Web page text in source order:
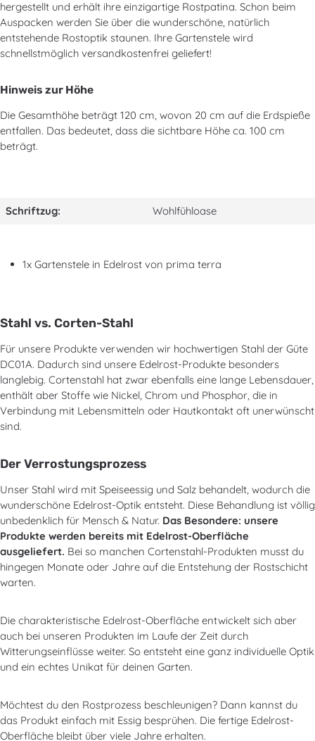
hergestellt und erhält ihre einzigartige Rostpatina. Schon beim
Auspacken werden Sie über die wunderschöne, natürlich
entstehende Rostoptik staunen. Ihre Gartenstele wird
schnellstmöglich versandkostenfrei geliefert!
Hinweis zur Höhe
Die Gesamthöhe beträgt 120 cm, wovon 20 cm auf die Erdspieße
entfallen. Das bedeutet, dass die sichtbare Höhe ca. 100 cm
beträgt.
Schriftzug: Wohlfühloase
1x Gartenstele in Edelrost von prima terra
Stahl vs. Corten-Stahl
Für unsere Produkte verwenden wir hochwertigen Stahl der Güte
DC01A. Dadurch sind unsere Edelrost-Produkte besonders
langlebig. Cortenstahl hat zwar ebenfalls eine lange Lebensdauer,
enthält aber Stoffe wie Nickel, Chrom und Phosphor, die in
Verbindung mit Lebensmitteln oder Hautkontakt oft unerwünscht
sind.
Der Verrostungsprozess
Unser Stahl wird mit Speiseessig und Salz behandelt, wodurch die
wunderschöne Edelrost-Optik entsteht. Diese Behandlung ist völlig
unbedenklich für Mensch & Natur. Das Besondere: unsere
Produkte werden bereits mit Edelrost-Oberfläche
ausgeliefert. Bei so manchen Cortenstahl-Produkten musst du
hingegen Monate oder Jahre auf die Entstehung der Rostschicht
warten.
Die charakteristische Edelrost-Oberfläche entwickelt sich aber
auch bei unseren Produkten im Laufe der Zeit durch
Witterungseinflüsse weiter. So entsteht eine ganz individuelle Optik
und ein echtes Unikat für deinen Garten.
Möchtest du den Rostprozess beschleunigen? Dann kannst du
das Produkt einfach mit Essig besprühen. Die fertige Edelrost-
Oberfläche bleibt über viele Jahre erhalten.